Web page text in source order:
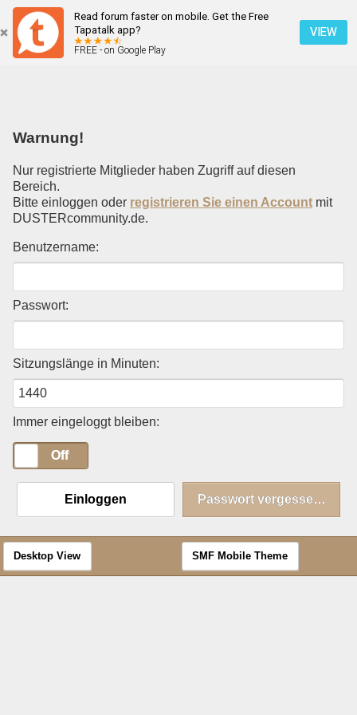
Read forum faster on mobile. Get the Free
Tapatalk app?
FREE - on Google Play
VIEW
Einloggen
Warnung!
Nur registrierte Mitglieder haben Zugriff auf diesen
Bereich.
Bitte einloggen oder registrieren Sie einen Account mit
DUSTERcommunity.de.
Benutzername:
Passwort:
Sitzungslänge in Minuten:
Immer eingeloggt bleiben:
Off
Einloggen Passwort vergessen?
Desktop View SMF Mobile Theme